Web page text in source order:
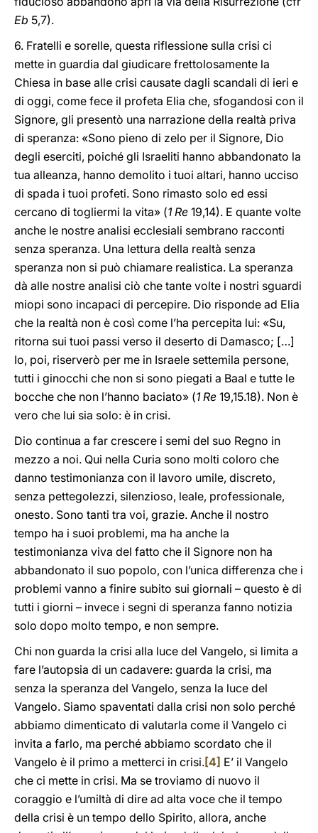
Eb 5,7).
6. Fratelli e sorelle, questa riflessione sulla crisi ci
mette in guardia dal giudicare frettolosamente la
Chiesa in base alle crisi causate dagli scandali di ieri e
di oggi, come fece il profeta Elia che, sfogandosi con il
Signore, gli presentò una narrazione della realtà priva
di speranza: «Sono pieno di zelo per il Signore, Dio
degli eserciti, poiché gli Israeliti hanno abbandonato la
tua alleanza, hanno demolito i tuoi altari, hanno ucciso
di spada i tuoi profeti. Sono rimasto solo ed essi
cercano di togliermi la vita» (1 Re 19,14). E quante volte
anche le nostre analisi ecclesiali sembrano racconti
senza speranza. Una lettura della realtà senza
speranza non si può chiamare realistica. La speranza
dà alle nostre analisi ciò che tante volte i nostri sguardi
miopi sono incapaci di percepire. Dio risponde ad Elia
che la realtà non è così come l’ha percepita lui: «Su,
ritorna sui tuoi passi verso il deserto di Damasco; […]
Io, poi, riserverò per me in Israele settemila persone,
tutti i ginocchi che non si sono piegati a Baal e tutte le
bocche che non l’hanno baciato» (1 Re 19,15.18). Non è
vero che lui sia solo: è in crisi.
Dio continua a far crescere i semi del suo Regno in
mezzo a noi. Qui nella Curia sono molti coloro che
danno testimonianza con il lavoro umile, discreto,
senza pettegolezzi, silenzioso, leale, professionale,
onesto. Sono tanti tra voi, grazie. Anche il nostro
tempo ha i suoi problemi, ma ha anche la
testimonianza viva del fatto che il Signore non ha
abbandonato il suo popolo, con l’unica differenza che i
problemi vanno a finire subito sui giornali – questo è di
tutti i giorni – invece i segni di speranza fanno notizia
solo dopo molto tempo, e non sempre.
Chi non guarda la crisi alla luce del Vangelo, si limita a
fare l’autopsia di un cadavere: guarda la crisi, ma
senza la speranza del Vangelo, senza la luce del
Vangelo. Siamo spaventati dalla crisi non solo perché
abbiamo dimenticato di valutarla come il Vangelo ci
invita a farlo, ma perché abbiamo scordato che il
Vangelo è il primo a metterci in crisi.[4] E’ il Vangelo
che ci mette in crisi. Ma se troviamo di nuovo il
coraggio e l’umiltà di dire ad alta voce che il tempo
della crisi è un tempo dello Spirito, allora, anche